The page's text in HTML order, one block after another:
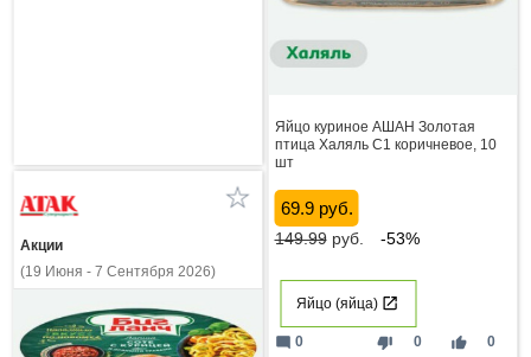
Яйцо куриное АШАН Золотая
птица Халяль С1 коричневое, 10
шт
69.9 руб.
149.99руб. -53%
Яйцо (яйца)
thumb_down 0 thumb_up 0
mode_comment 0
Акции
(19 Июня - 7 Сентября 2026)